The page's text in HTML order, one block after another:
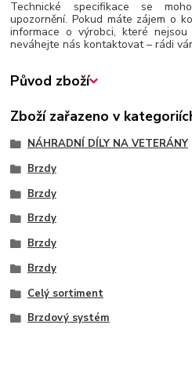
Technické specifikace se
upozornění. Pokud máte zájem o
informace o výrobci, které
neváhejte nás kontaktovat – rádi
Původ zboží
Zboží zařazeno v
NÁHRADNÍ DÍLY NA VETERÁNY
Brzdy
Brzdy
Brzdy
Brzdy
Brzdy
Celý sortiment
Brzdový systém